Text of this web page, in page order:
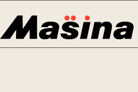
content